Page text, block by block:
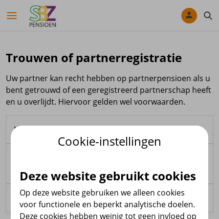
Navigatie overslaan
Trouwen of partnerregistratie
Uw partner kan recht hebben op partnerpensioen als u
bent getrouwd of een geregistreerd partnerschap heeft
en u overlijdt. Hiervoor gelden wel voorwaarden.
Wat zijn de voorwaarden?
partnerpensioen. De gegevens van uw partner
moeten wel bij ons bekend zijn. U vindt de
voorwaarden ook in hetpensioenreglement.
Woont u in Nederland?
pensioenregelingen
Neemt u deel aan de Middelloonregeling?
Dan reserveren we pensioen voor uw partner.
Bent u alleenstaand op uw pensioendatum?
Cookie-instellingen
Deze website gebruikt cookies
Op deze website gebruiken we alleen cookies
voor functionele en beperkt analytische doelen.
Deze cookies hebben weinig tot geen invloed op